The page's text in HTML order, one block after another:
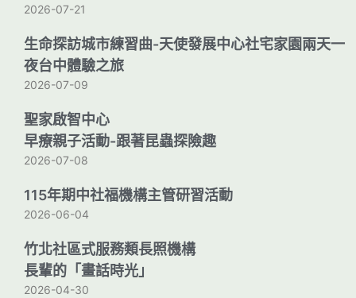
2026-07-21
生命探訪城市練習曲-天使發展中心社宅家園兩天一
夜台中體驗之旅
2026-07-09
聖家啟智中心
早療親子活動-跟著昆蟲探險趣
2026-07-08
115年期中社福機構主管研習活動
2026-06-04
竹北社區式服務類長照機構
長輩的「畫話時光」
2026-04-30